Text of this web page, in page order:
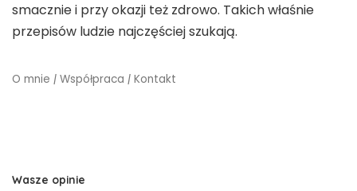
smacznie i przy okazji też zdrowo. Takich właśnie
przepisów ludzie najczęściej szukają.
O mnie | Współpraca | Kontakt
Wasze opinie